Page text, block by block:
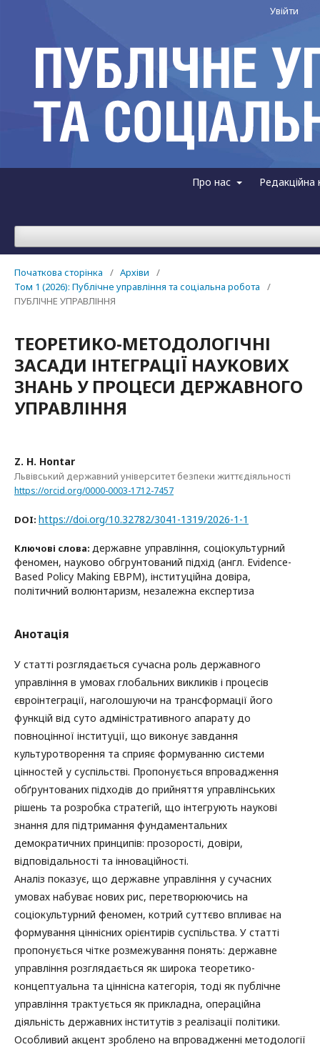
Про нас Редакційна
Увійти
Початкова сторінка / Архіви
/
Том 1 (2026): Публічне управління та соціальна робота
/
ПУБЛІЧНЕ УПРАВЛІННЯ
ТЕОРЕТИКО-МЕТОДОЛОГІЧНІ
ЗАСАДИ ІНТЕГРАЦІЇ НАУКОВИХ
ЗНАНЬ У ПРОЦЕСИ ДЕРЖАВНОГО
УПРАВЛІННЯ
Z. H. Hontar
Львівський державний університет безпеки життєдіяльності
https://orcid.org/0000-0003-1712-7457
DOI: https://doi.org/10.32782/3041-1319/2026-1-1
Ключові слова: державне управління, соціокультурний
феномен, науково обгрунтований підхід (англ. Evidence-
Based Policy Making EBPM), інституційна довіра,
політичний волюнтаризм, незалежна експертиза
Анотація
У статті розглядається сучасна роль державного
управління в умовах глобальних викликів і процесів
євроінтеграції, наголошуючи на трансформації його
функцій від суто адміністративного апарату до
повноцінної інституції, що виконує завдання
культуротворення та сприяє формуванню системи
цінностей у суспільстві. Пропонується впровадження
обґрунтованих підходів до прийняття управлінських
рішень та розробка стратегій, що інтегрують наукові
знання для підтримання фундаментальних
демократичних принципів: прозорості, довіри,
відповідальності та інноваційності.
Аналіз показує, що державне управління у сучасних
умовах набуває нових рис, перетворюючись на
соціокультурний феномен, котрий суттєво впливає на
формування ціннісних орієнтирів суспільства. У статті
пропонується чітке розмежування понять: державне
управління розглядається як широка теоретико-
концептуальна та ціннісна категорія, тоді як публічне
управління трактується як прикладна, операційна
діяльність державних інститутів з реалізації політики.
Особливий акцент зроблено на впровадженні методології